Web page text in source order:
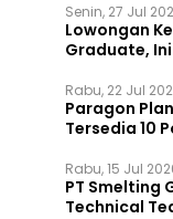
Senin, 27 Jul
Lowongan
Graduate,
Rabu, 22 Jul
Paragon
Tersedia 10
Rabu, 15 Jul
PT Smelting
Technical